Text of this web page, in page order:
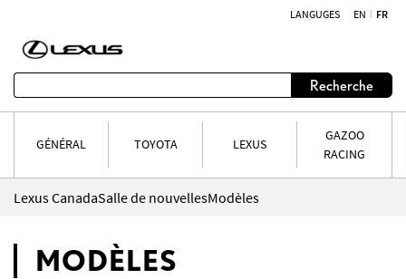
LANGUGES EN FR
Recherche
GÉNÉRAL TOYOTA LEXUS
GAZOO
RACING
Lexus CanadaSalle de nouvellesModèles
MODÈLES